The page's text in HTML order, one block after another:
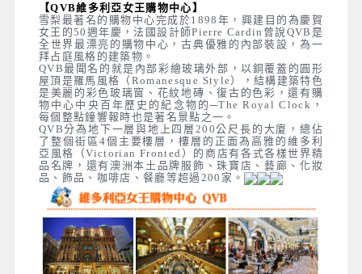
【QVB維多利亞女王購物中心】
雪梨最著名的購物中心完成於1898年，興建目的為慶賀
女王的50週年慶，法國設計師Pierre Cardin曾說QVB是
全世界最漂亮的購物中心，古典優雅的內部裝設，為一
拜占庭風格的建築物。
QVB最聞名的就是內部彩繪玻璃外部，以銅覆蓋的圓形
屋頂是羅馬風格（Romanesque Style），結構建築特色
是美麗的彩色玻璃窗、花紋地磚、復古的色彩，還有購
物中心中央百年歷史的紀念物的─The Royal Clock，
每個整點鐘響報時也是著名景點之一。
QVB分為地下一層與地上四層200公尺長的大廈，總佔
了整個街區4個主要樓層，樓層的正面為高雅的維多利
亞風格（Victorian Fronted）的商店有各式各樣世界精
品名牌，還有澳洲本土品牌服飾、珠寶店、藝廊、化妝
品、飾品、咖啡店、餐廳等超過200家。